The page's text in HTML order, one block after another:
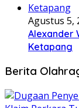
Agustus 5,
Alexander
Ketapang
Berita